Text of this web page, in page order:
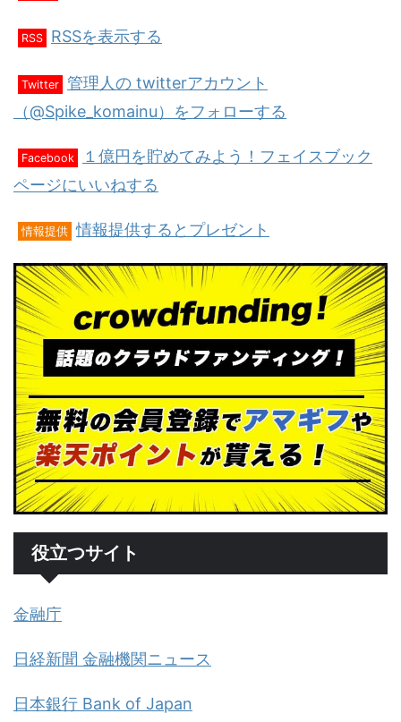
RSS RSSを表示する
Twitter 管理人の twitterアカウント
（@Spike_komainu）をフォローする
Facebook
１億円を貯めてみよう！フェイスブック
ページにいいねする
情報提供 情報提供するとプレゼント
役立つサイト
金融庁
日経新聞 金融機関ニュース
日本銀行 Bank of Japan